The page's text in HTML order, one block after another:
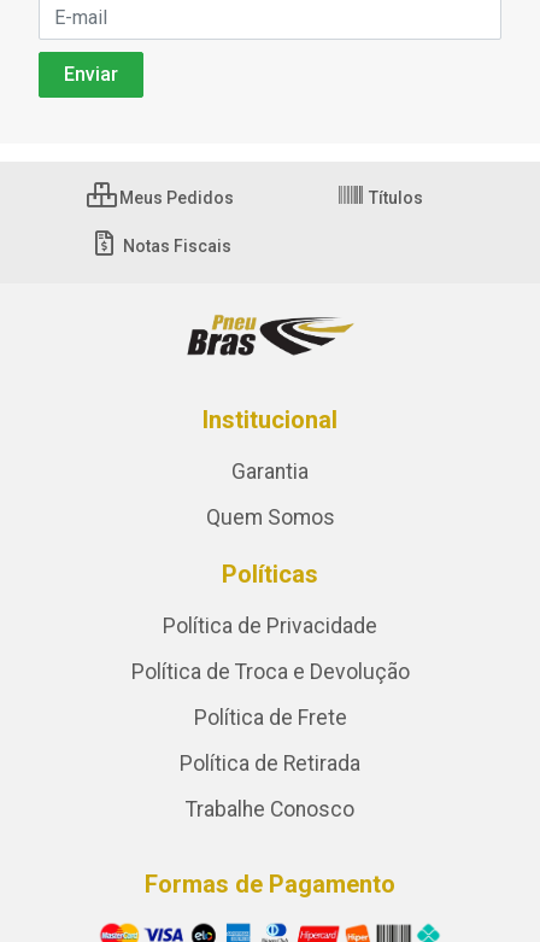
Meus Pedidos Títulos
Notas Fiscais
Institucional
Garantia
Quem Somos
Políticas
Política de Privacidade
Política de Troca e Devolução
Política de Frete
Política de Retirada
Trabalhe Conosco
Formas de Pagamento